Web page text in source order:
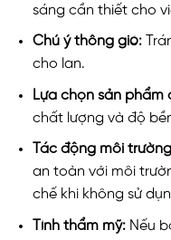
sáng cần thiết cho
Chú ý thông gió:
cho lan.
Lựa chọn sản
chất lượng và độ
Tác động môi
an toàn với môi
chế khi không sử
Tính thẩm mỹ:Nếu